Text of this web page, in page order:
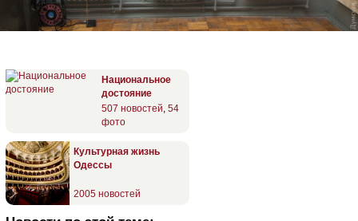
Национальное
достояние
507 новостей, 54
фото
Культурная жизнь
Одессы
2005 новостей